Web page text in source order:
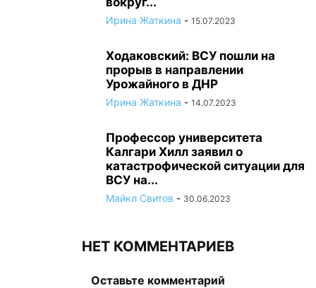
Ирина Жаткина - 15.07.2023
Ходаковский: ВСУ пошли на
прорыв в направлении
Урожайного в ДНР
Ирина Жаткина - 14.07.2023
Профессор университета
Калгари Хилл заявил о
катастрофической ситуации для
ВСУ на...
Майкл Свитов - 30.06.2023
НЕТ КОММЕНТАРИЕВ
Оставьте комментарий